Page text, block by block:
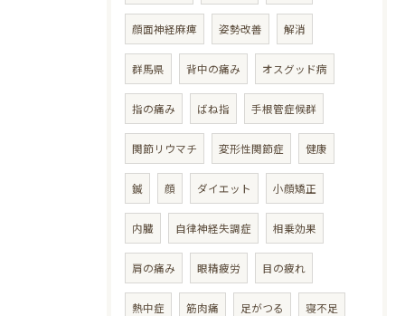
顔面神経麻痺 姿勢改善 解消
群馬県 背中の痛み オスグッド病
指の痛み ばね指 手根管症候群
関節リウマチ 変形性関節症 健康
鍼 顔 ダイエット 小顔矯正
内臓 自律神経失調症 相乗効果
肩の痛み 眼精疲労 目の疲れ
熱中症 筋肉痛 足がつる 寝不足